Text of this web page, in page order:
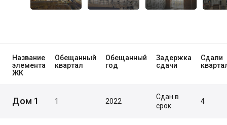
2021
2021
2021
Название
элемента
ЖК
Обещанный
квартал
Обещанный
год
Задержка
сдачи
Сдали
Дом 1 1 2022
Сдан в
срок
4